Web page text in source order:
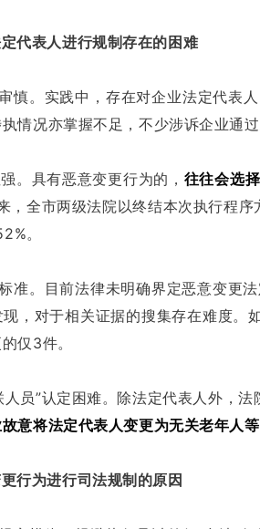
代表人进行规制存在的困难
慎。实践中，存在对企业法定代表
情况亦掌握不足，不少涉诉企业通
。具有恶意变更行为的， 往往会选
，全市两级法院以终结本次执行程
。
准。目前法律未明确界定恶意变更
，对于相关证据的搜集存在难度
仅3件。
人员”认定困难。除法定代表人外，
意将法定代表人变更为无关老年人
行为进行司法规制的原因